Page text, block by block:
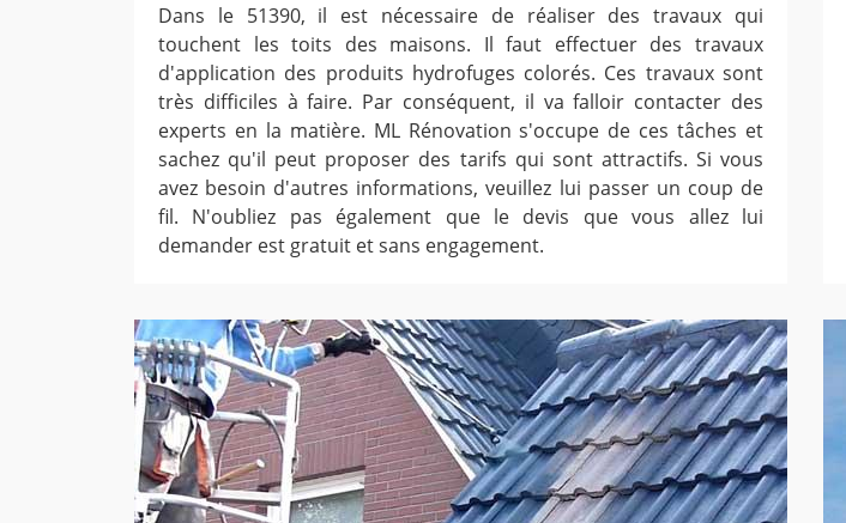
Dans le 51390, il est nécessaire de réaliser des travaux qui
touchent les toits des maisons. Il faut effectuer des travaux
d'application des produits hydrofuges colorés. Ces travaux sont
très difficiles à faire. Par conséquent, il va falloir contacter des
experts en la matière. ML Rénovation s'occupe de ces tâches et
sachez qu'il peut proposer des tarifs qui sont attractifs. Si vous
avez besoin d'autres informations, veuillez lui passer un coup de
fil. N'oubliez pas également que le devis que vous allez lui
demander est gratuit et sans engagement.